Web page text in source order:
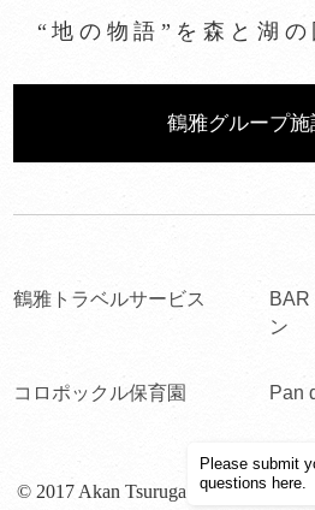
“地の物語”を森と湖の
鶴雅グループ施
鶴雅トラベルサービス
BAR
ン
コロポックル保育園 Pan
© 2017 Akan Tsuruga Bessou